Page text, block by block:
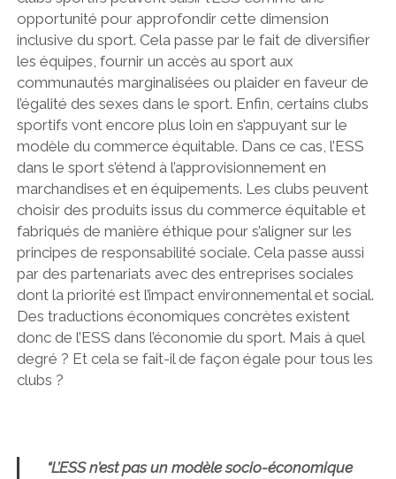
opportunité pour approfondir cette dimension
inclusive du sport. Cela passe par le fait de diversifier
les équipes, fournir un accès au sport aux
communautés marginalisées ou plaider en faveur de
l’égalité des sexes dans le sport. Enfin, certains clubs
sportifs vont encore plus loin en s’appuyant sur le
modèle du commerce équitable. Dans ce cas, l’ESS
dans le sport s’étend à l’approvisionnement en
marchandises et en équipements. Les clubs peuvent
choisir des produits issus du commerce équitable et
fabriqués de manière éthique pour s’aligner sur les
principes de responsabilité sociale. Cela passe aussi
par des partenariats avec des entreprises sociales
dont la priorité est l’impact environnemental et social.
Des traductions économiques concrètes existent
donc de l’ESS dans l’économie du sport. Mais à quel
degré ? Et cela se fait-il de façon égale pour tous les
clubs ?
“L’ESS n’est pas un modèle socio-économique